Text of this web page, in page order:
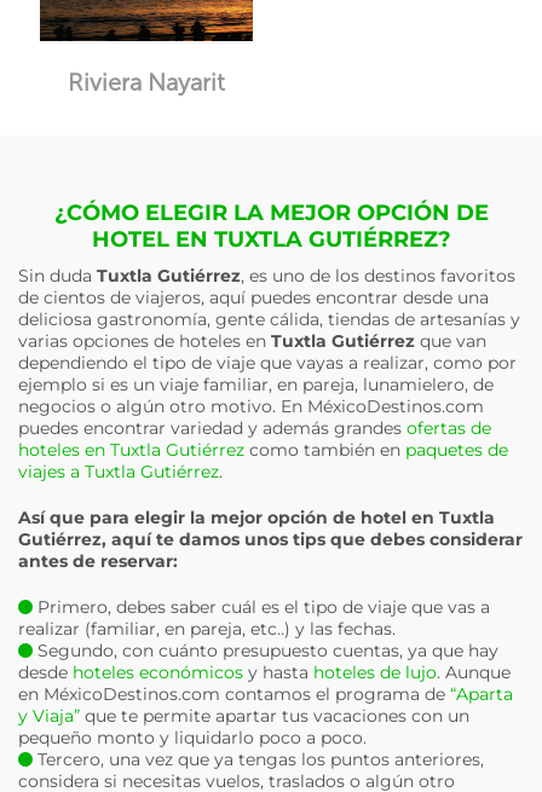
Riviera Nayarit
¿CÓMO ELEGIR LA MEJOR OPCIÓN DE
HOTEL EN TUXTLA GUTIÉRREZ?
Sin duda Tuxtla Gutiérrez, es uno de los destinos favoritos
de cientos de viajeros, aquí puedes encontrar desde una
deliciosa gastronomía, gente cálida, tiendas de artesanías y
varias opciones de hoteles en Tuxtla Gutiérrez que van
dependiendo el tipo de viaje que vayas a realizar, como por
ejemplo si es un viaje familiar, en pareja, lunamielero, de
negocios o algún otro motivo. En MéxicoDestinos.com
puedes encontrar variedad y además grandes ofertas de
hoteles en Tuxtla Gutiérrez como también en paquetes de
viajes a Tuxtla Gutiérrez.
Así que para elegir la mejor opción de hotel en Tuxtla
Gutiérrez, aquí te damos unos tips que debes considerar
antes de reservar:
Primero, debes saber cuál es el tipo de viaje que vas a
realizar (familiar, en pareja, etc..) y las fechas.
Segundo, con cuánto presupuesto cuentas, ya que hay
desde hoteles económicos y hasta hoteles de lujo. Aunque
en MéxicoDestinos.com contamos el programa de “Aparta
y Viaja” que te permite apartar tus vacaciones con un
pequeño monto y liquidarlo poco a poco.
Tercero, una vez que ya tengas los puntos anteriores,
considera si necesitas vuelos, traslados o algún otro